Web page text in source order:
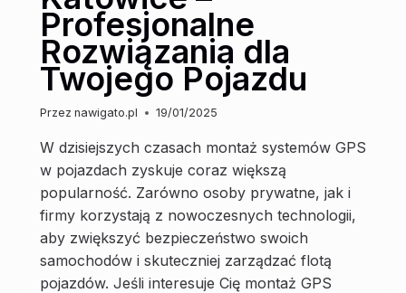
Profesjonalne
Rozwiązania dla
Twojego Pojazdu
Przez nawigato.pl 19/01/2025
W dzisiejszych czasach montaż systemów GPS
w pojazdach zyskuje coraz większą
popularność. Zarówno osoby prywatne, jak i
firmy korzystają z nowoczesnych technologii,
aby zwiększyć bezpieczeństwo swoich
samochodów i skuteczniej zarządzać flotą
pojazdów. Jeśli interesuje Cię montaż GPS